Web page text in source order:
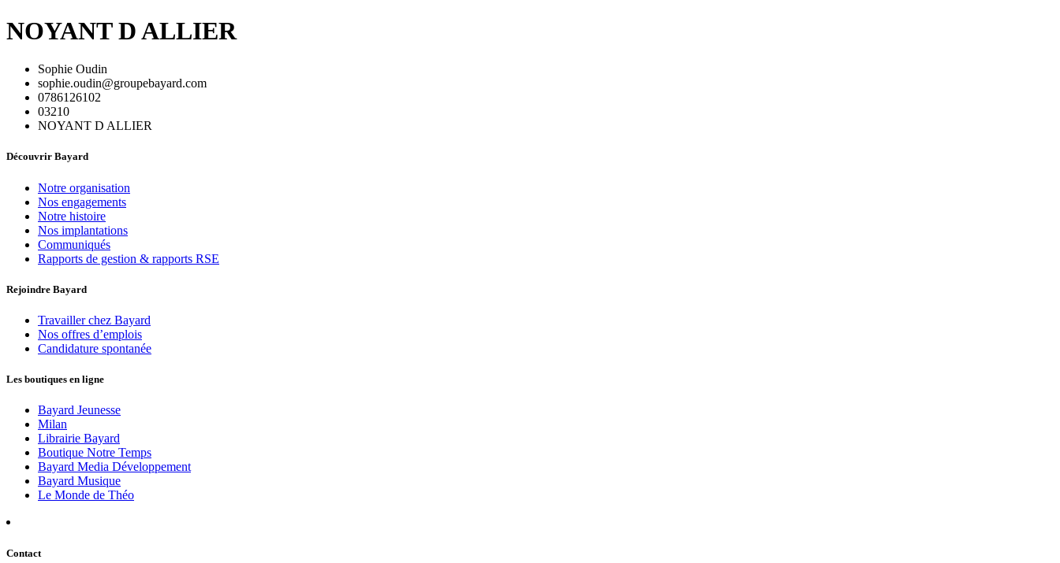
NOYANT D ALLIER
Sophie Oudin
sophie.oudin@groupebayard.com
0786126102
03210
NOYANT D ALLIER
Découvrir Bayard
Notre organisation
Nos engagements
Notre histoire
Nos implantations
Communiqués
Rapports de gestion & rapports RSE
Rejoindre Bayard
Travailler chez Bayard
Nos offres d’emplois
Candidature spontanée
Les boutiques en ligne
Bayard Jeunesse
Milan
Librairie Bayard
Boutique Notre Temps
Bayard Media Développement
Bayard Musique
Le Monde de Théo
Contact